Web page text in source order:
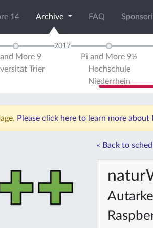
14 Archive FAQ
and More 9
Trier
2017
Pi and More 9½
Hochschule
Niederrhein
Please click here to learn more about
« Back to